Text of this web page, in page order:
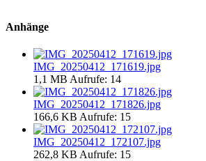
Anhänge
IMG_20250412_171619.jpg
1,1 MB Aufrufe: 14
IMG_20250412_171826.jpg
166,6 KB Aufrufe: 15
IMG_20250412_172107.jpg
262,8 KB Aufrufe: 15